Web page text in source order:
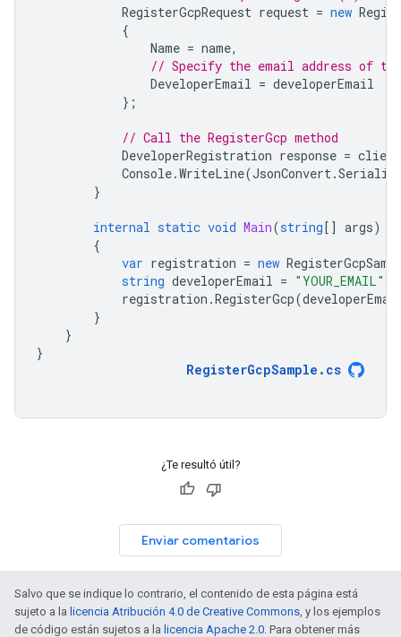
RegisterGcpRequest request = new
{
Name = name,
// Specify the email address of
DeveloperEmail = developerEmail
};
// Call the RegisterGcp method
DeveloperRegistration response = client
Console.WriteLine(JsonConvert.
}
internal static void Main(string[] args)
{
var registration = new
string developerEmail = "YOUR_EMAIL"
registration .RegisterGcp(
}
}
}
RegisterGcpSample . cs
¿Te resultó útil?
Enviar comentarios
Salvo que se indique lo contrario, el contenido de esta página está
sujeto a la licencia Atribución 4.0 de Creative Commons, y los ejemplos
de código están sujetos a la licencia Apache 2.0. Para obtener más